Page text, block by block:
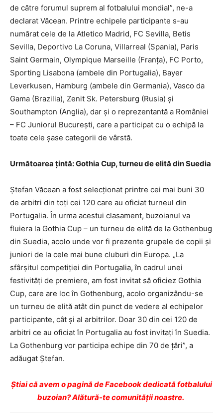
de către forumul suprem al fotbalului mondial”, ne-a
declarat Văcean. Printre echipele participante s-au
numărat cele de la Atletico Madrid, FC Sevilla, Betis
Sevilla, Deportivo La Coruna, Villarreal (Spania), Paris
Saint Germain, Olympique Marseille (Franţa), FC Porto,
Sporting Lisabona (ambele din Portugalia), Bayer
Leverkusen, Hamburg (ambele din Germania), Vasco da
Gama (Brazilia), Zenit Sk. Petersburg (Rusia) şi
Southampton (Anglia), dar şi o reprezentantă a României
– FC Juniorul Bucureşti, care a participat cu o echipă la
toate cele şase categorii de vârstă.
Următoarea ţintă: Gothia Cup, turneu de elită din Suedia
Ştefan Văcean a fost selecţionat printre cei mai buni 30
de arbitri din toţi cei 120 care au oficiat turneul din
Portugalia. În urma acestui clasament, buzoianul va
fluiera la Gothia Cup – un turneu de elită de la Gothenbug
din Suedia, acolo unde vor fi prezente grupele de copii şi
juniori de la cele mai bune cluburi din Europa. „La
sfârşitul competiţiei din Portugalia, în cadrul unei
festivităţi de premiere, am fost invitat să oficiez Gothia
Cup, care are loc în Gothenburg, acolo organizându-se
un turneu de elită atât din punct de vedere al echipelor
participante, cât şi al arbitrilor. Doar 30 din cei 120 de
arbitri ce au oficiat în Portugalia au fost invitaţi în Suedia.
La Gothenburg vor participa echipe din 70 de ţări”, a
adăugat Ştefan.
Ştiai că avem o pagină de Facebook dedicată fotbalului
buzoian? Alătură-te comunității noastre.